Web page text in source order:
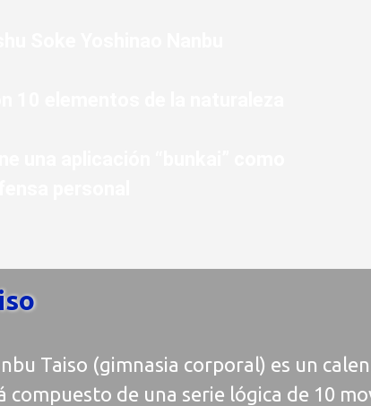
Taiso (gimnasia corporal) es un
compuesto de una serie lógica de 10